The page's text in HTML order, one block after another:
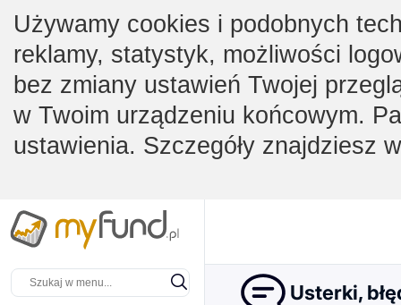
Używamy cookies i podobnych
reklamy, statystyk, możliwości
bez zmiany ustawień Twojej
w Twoim urządzeniu końcowym.
ustawienia. Szczegóły znajdziesz
Usterki,